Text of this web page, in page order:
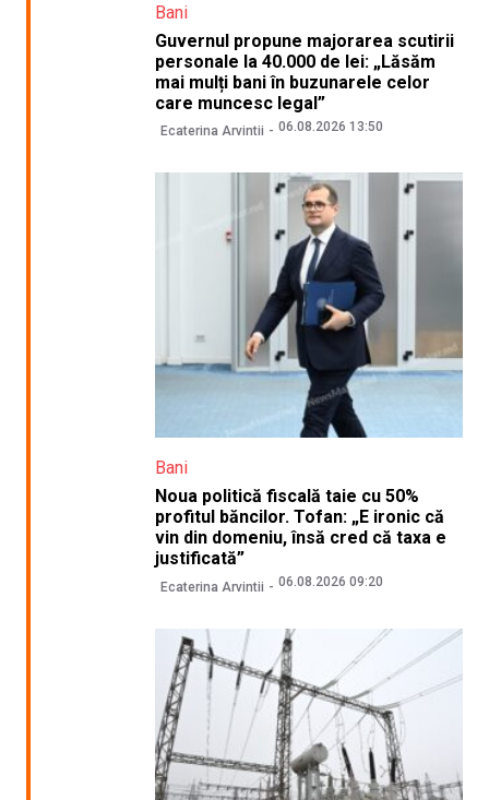
Bani
Guvernul propune majorarea scutirii
personale la 40.000 de lei: „Lăsăm
mai mulți bani în buzunarele celor
care muncesc legal”
Ecaterina Arvintii 06.08.2026 13:50
Bani
Noua politică fiscală taie cu 50%
profitul băncilor. Tofan: „E ironic că
vin din domeniu, însă cred că taxa e
justificată”
Ecaterina Arvintii 06.08.2026 09:20